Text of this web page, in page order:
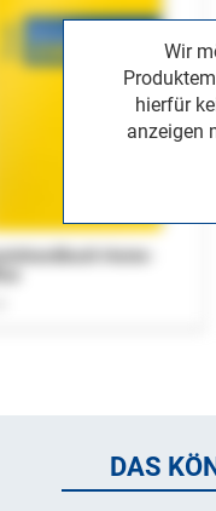
Wir
hierfür
anzeigen
Home-
DAS